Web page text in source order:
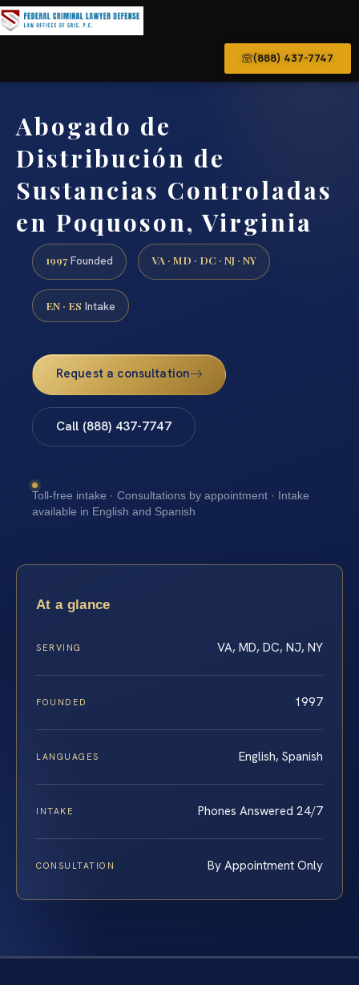
(888) 437-7747
Abogado de
Distribución de
Sustancias Controladas
en Poquoson, Virginia
1997 Founded VA · MD · DC · NJ · NY
EN · ES Intake
Request a consultation
Call (888) 437-7747
Toll-free intake · Consultations by appointment · Intake
available in English and Spanish
At a glance
SERVING VA, MD, DC, NJ, NY
FOUNDED 1997
LANGUAGES English, Spanish
INTAKE Phones Answered 24/7
CONSULTATION By Appointment Only